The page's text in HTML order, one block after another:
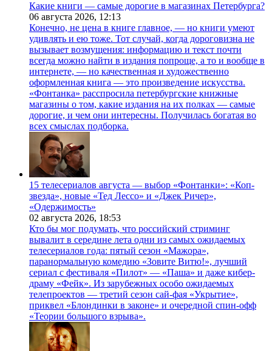
Какие книги — самые дорогие в магазинах Петербурга?
06 августа 2026, 12:13
Конечно, не цена в книге главное, — но книги умеют
удивлять и ею тоже. Тот случай, когда дороговизна не
вызывает возмущения: информацию и текст почти
всегда можно найти в издания попроще, а то и вообще в
интернете, — но качественная и художественно
оформленная книга — это произведение искусства.
«Фонтанка» расспросила петербургские книжные
магазины о том, какие издания на их полках — самые
дорогие, и чем они интересны. Получилась богатая во
всех смыслах подборка.
15 телесериалов августа — выбор «Фонтанки»: «Коп-
звезда», новые «Тед Лессо» и «Джек Ричер»,
«Одержимость»
02 августа 2026, 18:53
Кто бы мог подумать, что российский стриминг
вывалит в середине лета одни из самых ожидаемых
телесериалов года: пятый сезон «Мажора»,
паранормальную комедию «Зовите Витю!», лучший
сериал с фестиваля «Пилот» — «Паша» и даже кибер-
драму «Фейк». Из зарубежных особо ожидаемых
телепроектов — третий сезон сай-фая «Укрытие»,
приквел «Блондинки в законе» и очередной спин-офф
«Теории большого взрыва».